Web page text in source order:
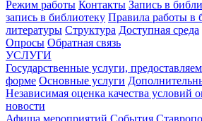
Режим работы Контакты Запись в
запись в библиотеку Правила работы в
литературы Структура Доступная среда
Опросы Обратная связь
УСЛУГИ
Государственные услуги,
форме Основные услуги
Независимая оценка качества условий
новости
Афиша мероприятий События